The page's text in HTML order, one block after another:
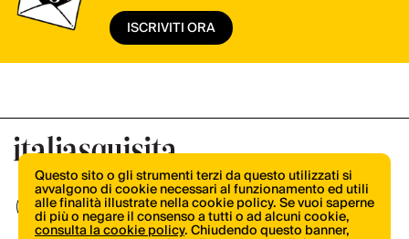
ISCRIVITI ORA
Questo sito o gli strumenti terzi da questo utilizzati si
avvalgono di cookie necessari al funzionamento ed utili
alle finalità illustrate nella cookie policy. Se vuoi saperne
di più o negare il consenso a tutti o ad alcuni cookie,
consulta la cookie policy. Chiudendo questo banner,